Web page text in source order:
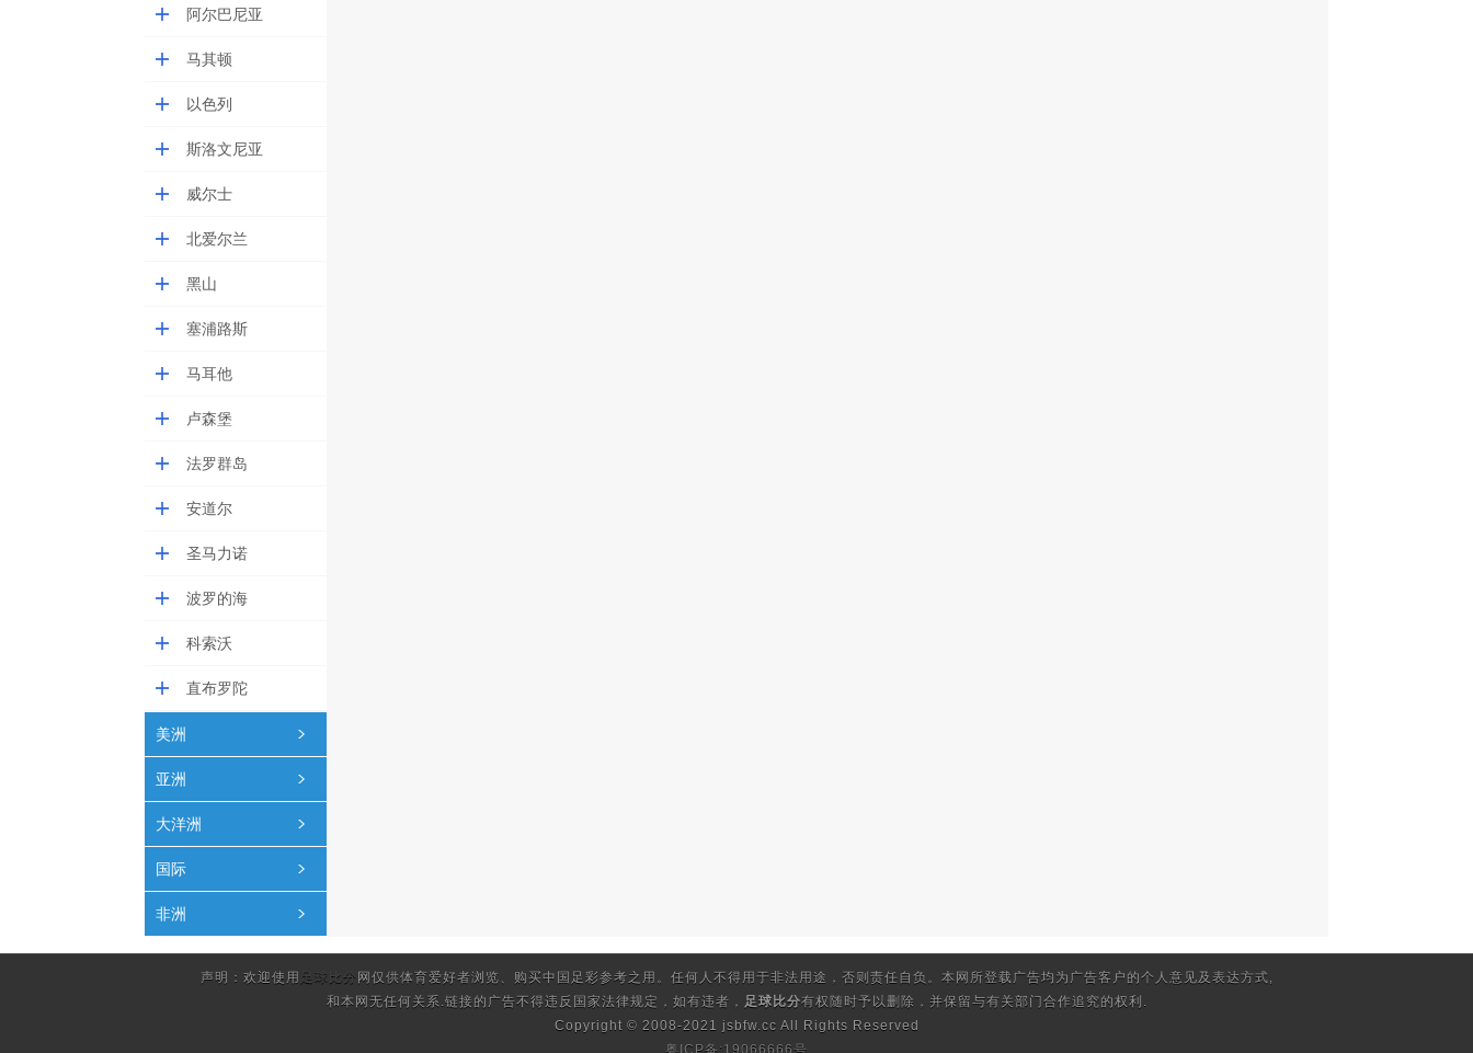
阿尔巴尼亚
马其顿
以色列
斯洛文尼亚
威尔士
北爱尔兰
黑山
塞浦路斯
马耳他
卢森堡
法罗群岛
安道尔
圣马力诺
波罗的海
科索沃
直布罗陀
美洲
亚洲
大洋洲
国际
非洲
声明：欢迎使用 足球比分 网仅供体育爱好者浏览、购买中国足彩参考之用。任何人不得用于非法用途，否则责任自负。本网所登载广告均为广告客户的个人意见及表达方式,
和本网无任何关系.链接的广告不得违反国家法律规定，如有违者， 足球比分有权随时予以删除，并保留与有关部门合作追究的权利.
Copyright © 2008-2021 jsbfw.cc All Rights Reserved
粤ICP备:19066666号